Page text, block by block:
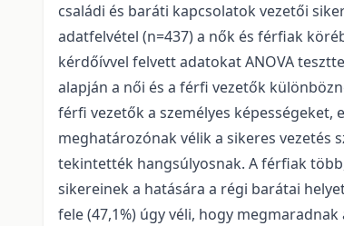
családi és baráti kapcsolatok vezetői
adatfelvétel (n=437) a nők és férfiak
kérdőívvel felvett adatokat ANOVA
alapján a női és a férfi vezetők
férfi vezetők a személyes
meghatározónak vélik a sikeres vezetés
tekintették hangsúlyosnak. A férfiak
sikereinek a hatására a régi barátai
fele (47,1%) úgy véli, hogy